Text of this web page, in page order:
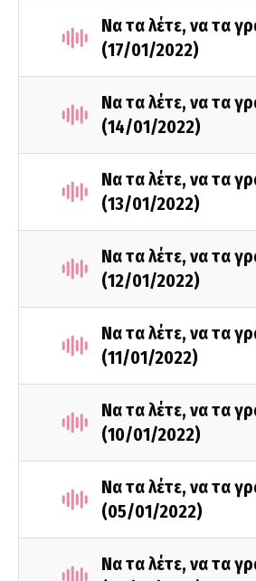
Να τα λέτε, να τα
(17/01/2022)
Να τα λέτε, να τα
(14/01/2022)
Να τα λέτε, να τα
(13/01/2022)
Να τα λέτε, να τα
(12/01/2022)
Να τα λέτε, να τα
(11/01/2022)
Να τα λέτε, να τα
(10/01/2022)
Να τα λέτε, να τα
(05/01/2022)
Να τα λέτε, να τα